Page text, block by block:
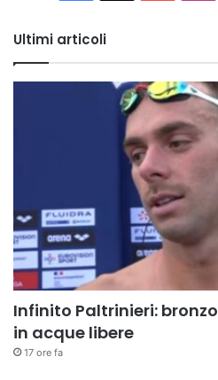
Ultimi articoli
Infinito Paltrinieri:
in acque libere
17 ore fa